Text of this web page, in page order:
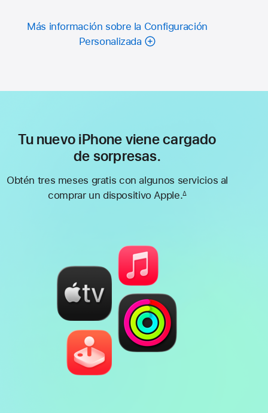
Más información sobre la Configuración
Personalizada
Tu nuevo iPhone viene cargado
de sorpresas.
Obtén tres meses gratis con algunos servicios al
comprar un dispositivo Apple.∆